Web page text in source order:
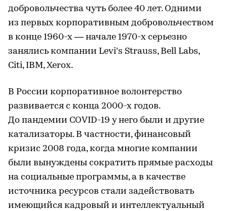
добровольчества чуть более 40 лет. Одними
из первых корпоративным добровольчеством
в конце 1960-х — начале 1970-х серьезно
занялись компании Levi’s Strauss, Bell Labs,
Citi, IBM, Xerox.
В России корпоративное волонтерство
развивается с конца 2000-х годов.
До пандемии COVID-19 у него были и другие
катализаторы. В частности, финансовый
кризис 2008 года, когда многие компании
были вынуждены сократить прямые расходы
на социальные программы, а в качестве
источника ресурсов стали задействовать
имеющийся кадровый и интеллектуальный